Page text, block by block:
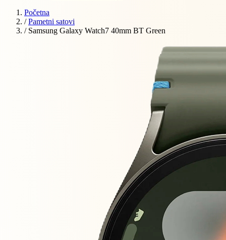
Početna
/ Pametni satovi
/ Samsung Galaxy Watch7 40mm BT Green